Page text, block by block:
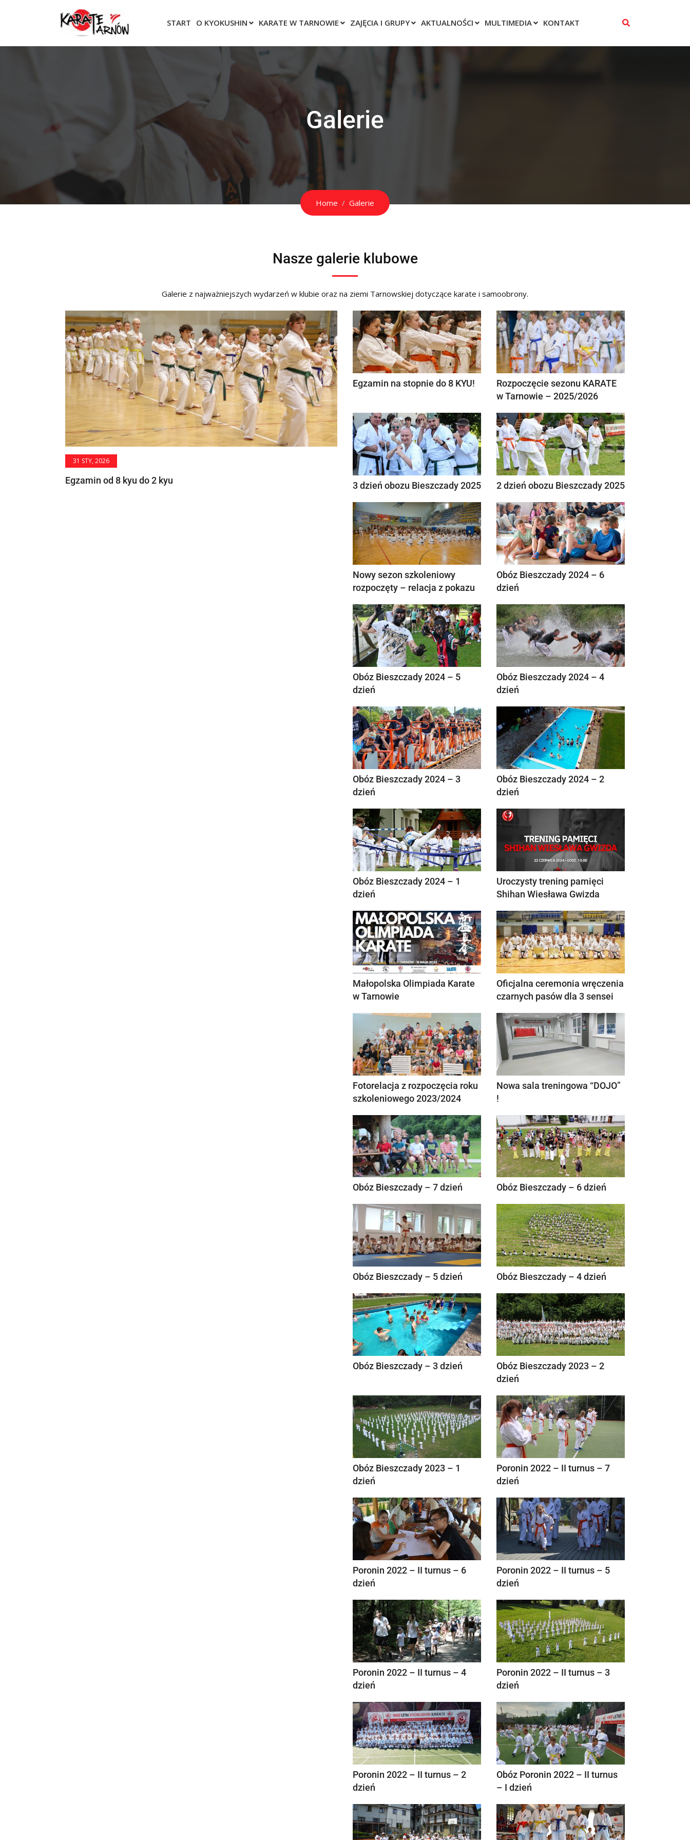
START O KYOKUSHIN KARATE W TARNOWIE ZAJĘCIA I GRUPY AKTUALNOŚCI MULTIMEDIA KONTAKT
Galerie
Home Galerie
Nasze galerie klubowe
Galerie z najważniejszych wydarzeń w klubie oraz na ziemi Tarnowskiej dotyczące karate i samoobrony.
31 STY, 2026
Egzamin od 8 kyu do 2 kyu
Egzamin na stopnie do 8 KYU!
Rozpoczęcie sezonu KARATE
w Tarnowie – 2025/2026
3 dzień obozu Bieszczady 2025 2 dzień obozu Bieszczady 2025
Nowy sezon szkoleniowy
rozpoczęty – relacja z pokazu
Obóz Bieszczady 2024 – 6
dzień
Obóz Bieszczady 2024 – 5
dzień
Obóz Bieszczady 2024 – 4
dzień
Obóz Bieszczady 2024 – 3
dzień
Obóz Bieszczady 2024 – 2
dzień
Obóz Bieszczady 2024 – 1
dzień
Uroczysty trening pamięci
Shihan Wiesława Gwizda
Małopolska Olimpiada Karate
w Tarnowie
Oficjalna ceremonia wręczenia
czarnych pasów dla 3 sensei
Fotorelacja z rozpoczęcia roku
szkoleniowego 2023/2024
Nowa sala treningowa “DOJO”
!
Obóz Bieszczady – 7 dzień Obóz Bieszczady – 6 dzień
Obóz Bieszczady – 5 dzień Obóz Bieszczady – 4 dzień
Obóz Bieszczady – 3 dzień
Obóz Bieszczady 2023 – 2
dzień
Obóz Bieszczady 2023 – 1
dzień
Poronin 2022 – II turnus – 7
dzień
Poronin 2022 – II turnus – 6
dzień
Poronin 2022 – II turnus – 5
dzień
Poronin 2022 – II turnus – 4
dzień
Poronin 2022 – II turnus – 3
dzień
Poronin 2022 – II turnus – 2
dzień
Obóz Poronin 2022 – II turnus
– I dzień